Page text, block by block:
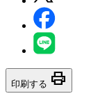
印刷する print